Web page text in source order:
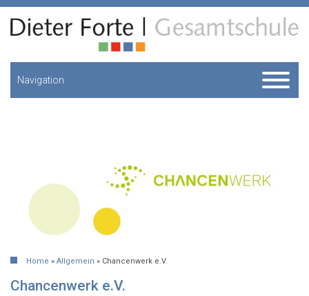
Navigation
Home » Allgemein » Chancenwerk e.V.
Chancenwerk e.V.